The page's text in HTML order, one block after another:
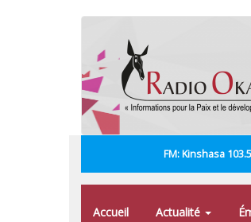
FM: Kinshasa
Accueil Actualité